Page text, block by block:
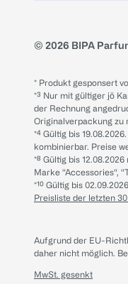
© 2026 BIPA
* Produkt gesponsert
*³ Nur mit gültiger jö
der Rechnung
Originalverpackung zu
*⁴ Gültig bis
kombinierbar. Preise
*⁸ Gültig bis
Marke “Accessories“,
*¹⁰ Gültig bis
Preisliste der letzten
Aufgrund der EU-
daher nicht möglich.
MwSt. gesenkt